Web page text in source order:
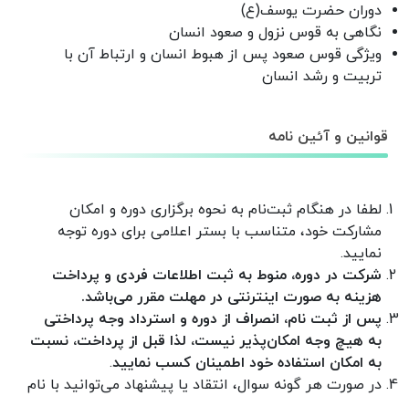
دوران حضرت یوسف(ع)
نگاهی به قوس نزول و صعود انسان
ویژگی قوس صعود پس از هبوط انسان و ارتباط آن با
تربیت و رشد انسان
قوانین و آئین نامه
لطفا در هنگام ثبت‌نام به نحوه برگزاری دوره و امکان
مشارکت خود، متناسب با بستر اعلامی برای دوره توجه
نمایید.
شرکت در دوره، منوط به ثبت اطلاعات فردی و پرداخت
هزینه‌ به صورت اینترنتی در مهلت مقرر می‌باشد.
پس از ثبت نام، انصراف از دوره و استرداد وجه پرداختی
به هیچ وجه امکان‌پذیر نیست، لذا قبل از پرداخت، نسبت
به امکان استفاده خود اطمینان کسب نمایید.
در صورت هر گونه سوال، انتقاد یا پیشنهاد می‌توانید با نام